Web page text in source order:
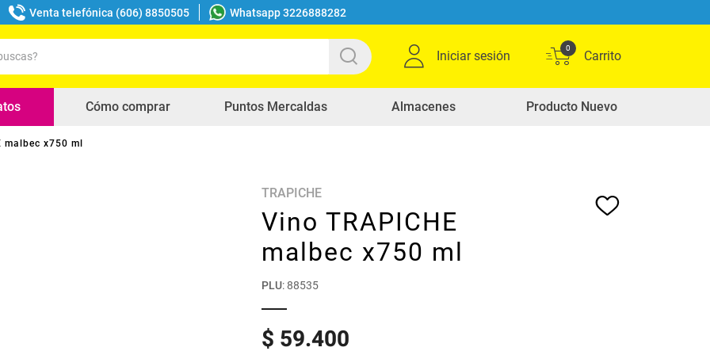
Venta telefónica (606) 8850505 Whatsapp 3226888282
Iniciar sesión
0
Cómo comprar Puntos Mercaldas Almacenes Producto Nuevo
malbec x750 ml
TRAPICHE
Vino TRAPICHE
malbec x750 ml
PLU:88535
$ 59.400
buscados